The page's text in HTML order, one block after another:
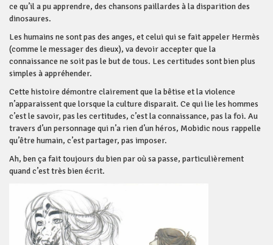
ce qu’il a pu apprendre, des chansons paillardes à la disparition des
dinosaures.
Les humains ne sont pas des anges, et celui qui se fait appeler Hermès
(comme le messager des dieux), va devoir accepter que la
connaissance ne soit pas le but de tous. Les certitudes sont bien plus
simples à appréhender.
Cette histoire démontre clairement que la bêtise et la violence
n’apparaissent que lorsque la culture disparait. Ce qui lie les hommes
c’est le savoir, pas les certitudes, c’est la connaissance, pas la foi. Au
travers d’un personnage qui n’a rien d’un héros, Mobidic nous rappelle
qu’être humain, c’est partager, pas imposer.
Ah, ben ça fait toujours du bien par où sa passe, particulièrement
quand c’est très bien écrit.